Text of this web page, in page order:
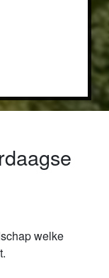
welke